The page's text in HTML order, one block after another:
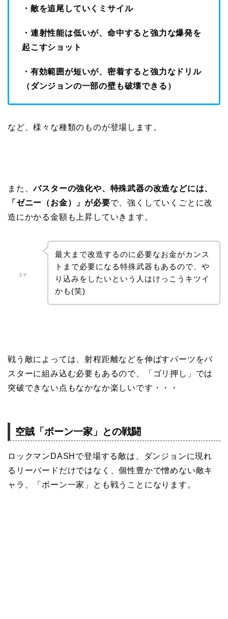
・敵を追尾していくミサイル
・連射性能は低いが、命中すると強力な爆発を
起こすショット
・有効範囲が短いが、密着すると強力なドリル
（ダンジョンの一部の壁も破壊できる）
など、様々な種類のものが登場します。
また、バスターの強化や、特殊武器の改造などには、
「ゼニー（お金）」が必要で、強くしていくごとに改
造にかかる金額も上昇していきます。
エナ
最大まで改造するのに必要なお金がカンス
トまで必要になる特殊武器もあるので、や
り込みをしたいという人はけっこうキツイ
かも(笑)
戦う敵によっては、射程距離などを伸ばすパーツをバ
スターに組み込む必要もあるので、「ゴリ押し」では
突破できない点もなかなか楽しいです・・・
空賊「ボーン一家」との戦闘
ロックマンDASHで登場する敵は、ダンジョンに現れ
るリーバードだけではなく、個性豊かで憎めない敵キ
ャラ、「ボーン一家」とも戦うことになります。